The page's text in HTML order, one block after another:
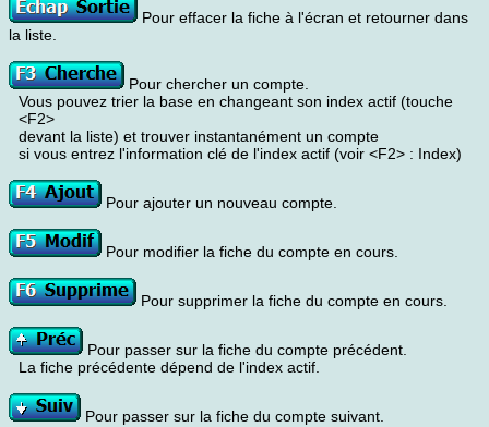
Pour effacer la fiche à l'écran et retourner dans
la liste.
Pour chercher un compte.
Vous pouvez trier la base en changeant son index actif (touche
<F2>
devant la liste) et trouver instantanément un compte
si vous entrez l'information clé de l'index actif (voir <F2> : Index)
Pour ajouter un nouveau compte.
Pour modifier la fiche du compte en cours.
Pour supprimer la fiche du compte en cours.
Pour passer sur la fiche du compte précédent.
La fiche précédente dépend de l'index actif.
Pour passer sur la fiche du compte suivant.